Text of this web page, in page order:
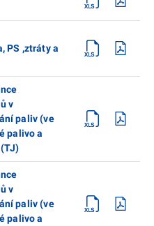
PS ,ztráty a
v
paliv (ve
palivo a
v
paliv (ve
palivo a